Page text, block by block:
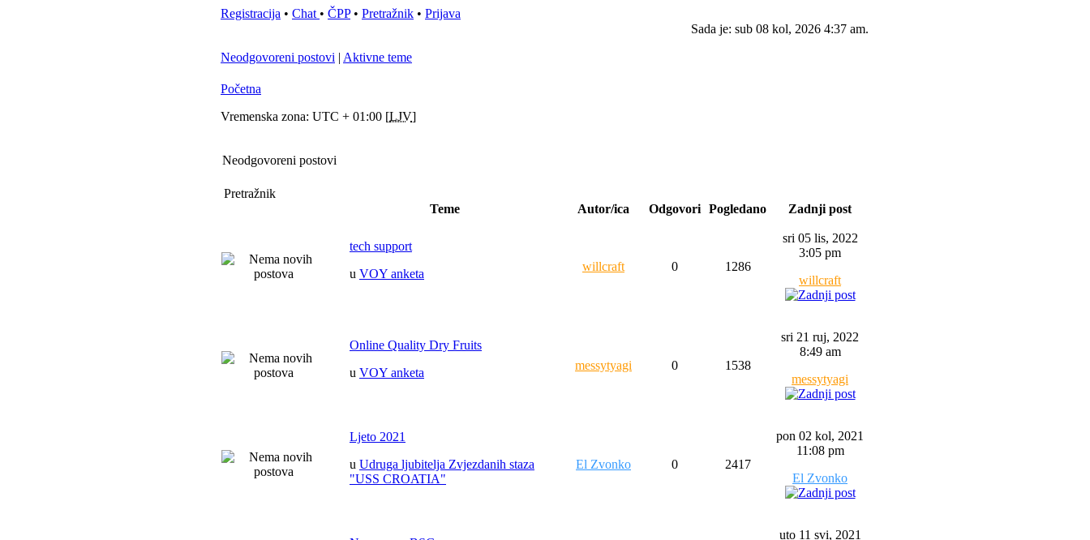
Registracija • Chat • ČPP• Pretražnik • Prijava
Sada je: sub 08 kol, 2026 4:37 am.
Neodgovoreni postovi | Aktivne teme
Početna
Vremenska zona: UTC + 01:00 [LJV]
Neodgovoreni postovi
Pretražnik
Teme
Autor/ica Odgovori Pogledano Zadnji post
tech support
u VOY anketa
willcraft 0 1286
sri 05 lis, 2022
3:05 pm
willcraft
Online Quality Dry Fruits
u VOY anketa
messytyagi 0 1538
sri 21 ruj, 2022
8:49 am
messytyagi
Ljeto 2021
u Udruga ljubitelja Zvjezdanih staza
"USS CROATIA"
El Zvonko 0 2417
pon 02 kol, 2021
11:08 pm
El Zvonko
uto 11 svi, 2021